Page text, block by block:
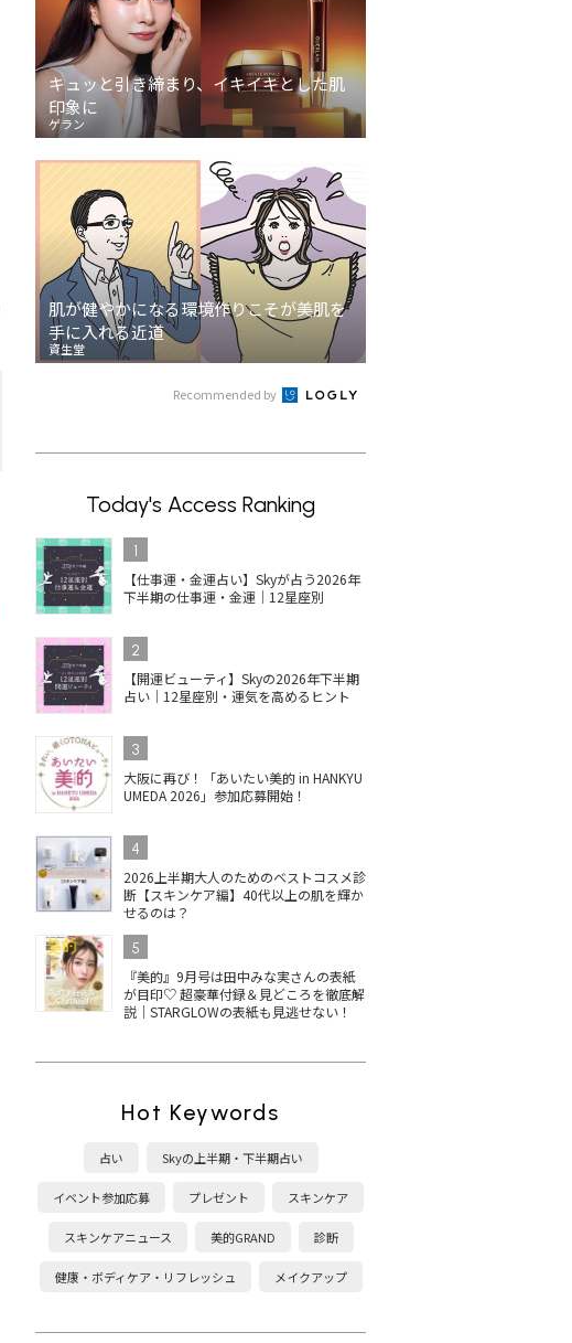
キュッと引き締まり、イキイキとした肌
印象に
ゲラン
肌が健やかになる環境作りこそが美肌を
手に入れる近道
資生堂
Recommended by
Today's Access Ranking
1
【仕事運・金運占い】Skyが占う2026年
下半期の仕事運・金運｜12星座別
2
【開運ビューティ】Skyの2026年下半期
占い｜12星座別・運気を高めるヒント
3
大阪に再び！「あいたい美的 in HANKYU
UMEDA 2026」参加応募開始！
4
2026上半期大人のためのベストコスメ診
断【スキンケア編】40代以上の肌を輝か
せるのは？
5
『美的』9月号は田中みな実さんの表紙
が目印♡ 超豪華付録＆見どころを徹底解
説｜STARGLOWの表紙も見逃せない！
Hot Keywords
占い Skyの上半期・下半期占い
イベント参加応募 プレゼント スキンケア
スキンケアニュース 美的GRAND 診断
健康・ボディケア・リフレッシュ メイクアップ